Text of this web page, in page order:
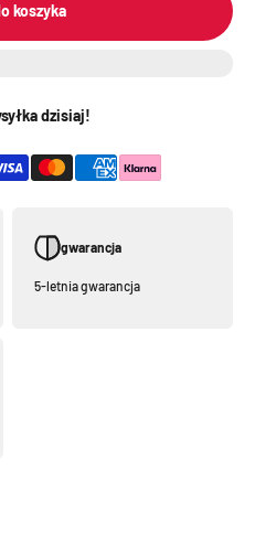
koszyka
dzisiaj!
gwarancja
5-letnia gwarancja